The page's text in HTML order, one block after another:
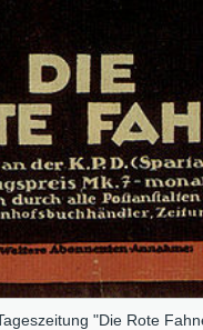
"Die Rote